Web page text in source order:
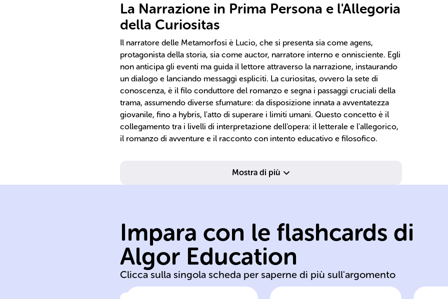
La Narrazione in Prima Persona e l'Allegoria
della Curiositas
Il narratore delle Metamorfosi è Lucio, che si presenta sia come agens,
protagonista della storia, sia come auctor, narratore interno e onnisciente. Egli
non anticipa gli eventi ma guida il lettore attraverso la narrazione, instaurando
un dialogo e lanciando messaggi espliciti. La curiositas, ovvero la sete di
conoscenza, è il filo conduttore del romanzo e segna i passaggi cruciali della
trama, assumendo diverse sfumature: da disposizione innata a avventatezza
giovanile, fino a hybris, l'atto di superare i limiti umani. Questo concetto è il
collegamento tra i livelli di interpretazione dell'opera: il letterale e l'allegorico,
il romanzo di avventure e il racconto con intento educativo e filosofico.
Mostra di più
Impara con le flashcards di
Algor Education
Clicca sulla singola scheda per saperne di più sull'argomento
Apuleio Sant'Agostino